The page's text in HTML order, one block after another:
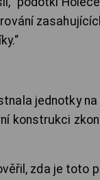
jednotky na
konstrukci
zda je toto